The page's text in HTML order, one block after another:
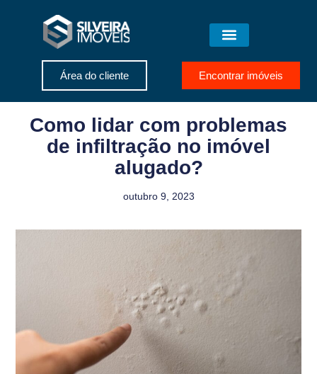
Área do cliente Encontrar imóveis
Como lidar com problemas
de infiltração no imóvel
alugado?
outubro 9, 2023